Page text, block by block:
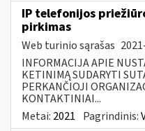
IP telefonijos
pirkimas
Web turinio sąrašas
INFORMACIJA APIE
KETINIMĄ SUDARYTI
PERKANČIOJI
KONTAKTINIAI...
Metai: 2021 Pagrindinis: